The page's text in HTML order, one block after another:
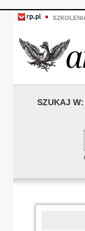
SZUKAJ W: